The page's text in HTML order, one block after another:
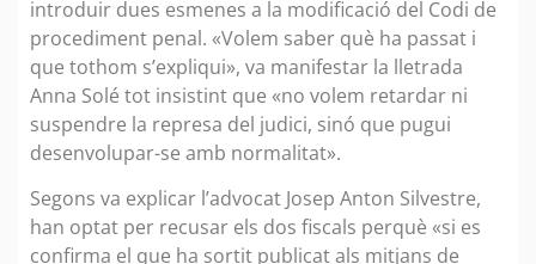
introduir dues esmenes a la modificació del Codi de
procediment penal. «Volem saber què ha passat i
que tothom s’expliqui», va manifestar la lletrada
Anna Solé tot insistint que «no volem retardar ni
suspendre la represa del judici, sinó que pugui
desenvolupar-se amb normalitat».
Segons va explicar l’advocat Josep Anton Silvestre,
han optat per recusar els dos fiscals perquè «si es
confirma el que ha sortit publicat als mitjans de